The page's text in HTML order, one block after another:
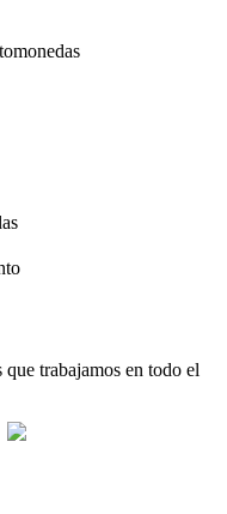
trabajamos en todo el